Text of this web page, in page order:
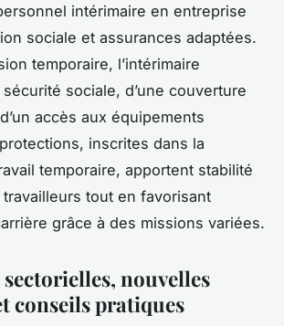
intérimaire en entreprise
sociale et assurances adaptées.
temporaire, l’intérimaire
sociale, d’une couverture
accès aux équipements
inscrites dans la
temporaire, apportent stabilité
tout en favorisant
grâce à des missions variées.
nouvelles
conseils pratiques